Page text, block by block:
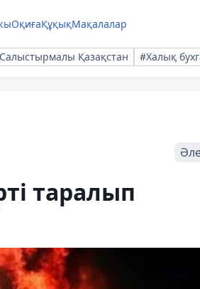
ОқиғаҚұқықМақалалар
Қазақстан #Халық
таралып